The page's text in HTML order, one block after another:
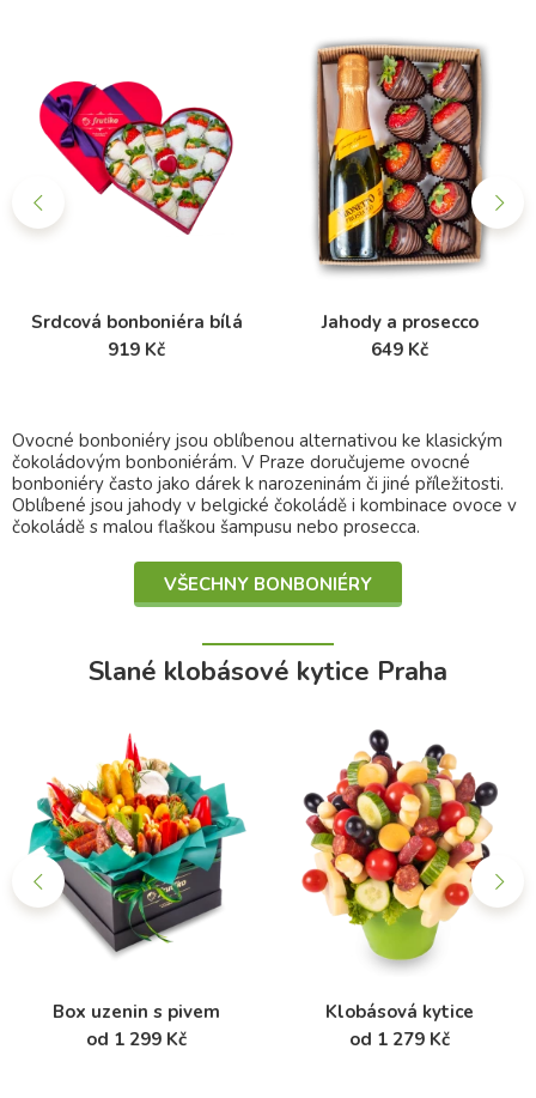
Srdcová bonboniéra bílá
919 Kč
Jahody a prosecco
649 Kč
Ovocné bonboniéry jsou oblíbenou alternativou ke klasickým
čokoládovým bonboniérám. V Praze doručujeme ovocné
bonboniéry často jako dárek k narozeninám či jiné příležitosti.
Oblíbené jsou jahody v belgické čokoládě i kombinace ovoce v
čokoládě s malou flaškou šampusu nebo prosecca.
VŠECHNY BONBONIÉRY
Slané klobásové kytice Praha
Box uzenin s pivem
od 1 299 Kč
Klobásová kytice
od 1 279 Kč